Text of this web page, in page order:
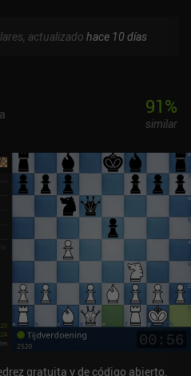
actualizado hace 10 días
91%
similar
gratuita y de código abierto,